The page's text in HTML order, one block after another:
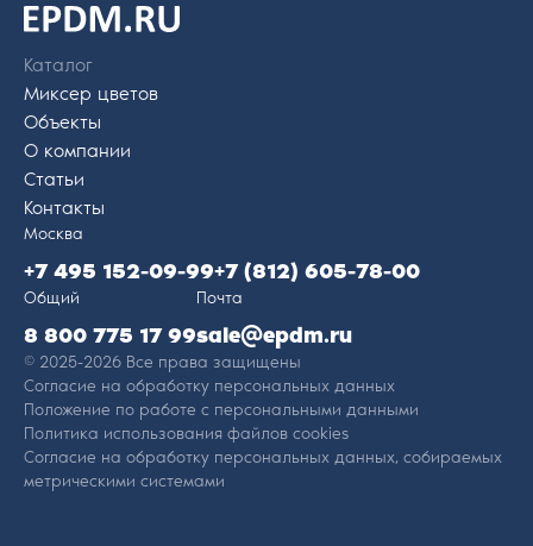
На главную
страницу
Каталог
Миксер цветов
Объекты
О компании
Статьи
Контакты
Москва
+7 495 152-09-99+7 (812) 605-78-00
Общий
8 800 775 17 99
Почта
sale@epdm.ru
© 2025-2026 Все права защищены
Согласие на обработку персональных данных
Положение по работе с персональными данными
Политика использования файлов cookies
Согласие на обработку персональных данных, собираемых
метрическими системами